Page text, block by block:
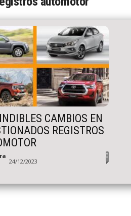
CAMBIOS EN
REGISTROS
24/12/2023
0